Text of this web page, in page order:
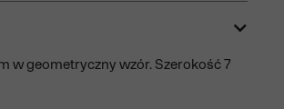
w geometryczny wzór. Szerokość 7